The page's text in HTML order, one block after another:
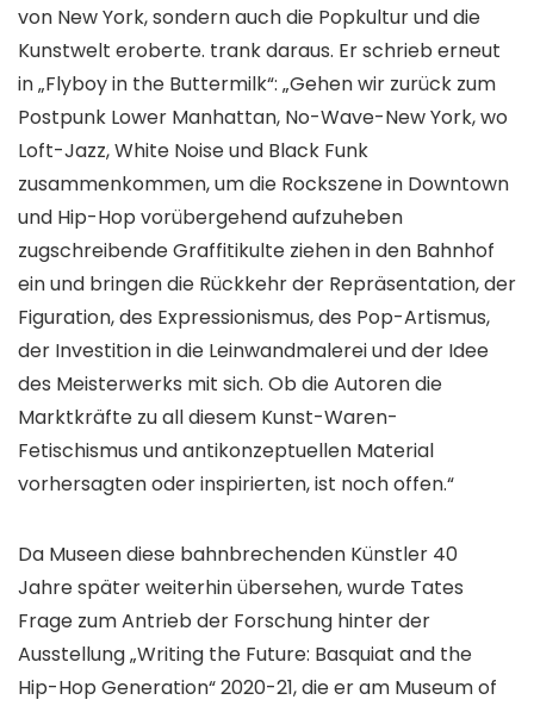
von New York, sondern auch die Popkultur und die
Kunstwelt eroberte. trank daraus. Er schrieb erneut
in „Flyboy in the Buttermilk“: „Gehen wir zurück zum
Postpunk Lower Manhattan, No-Wave-New York, wo
Loft-Jazz, White Noise und Black Funk
zusammenkommen, um die Rockszene in Downtown
und Hip-Hop vorübergehend aufzuheben
zugschreibende Graffitikulte ziehen in den Bahnhof
ein und bringen die Rückkehr der Repräsentation, der
Figuration, des Expressionismus, des Pop-Artismus,
der Investition in die Leinwandmalerei und der Idee
des Meisterwerks mit sich. Ob die Autoren die
Marktkräfte zu all diesem Kunst-Waren-
Fetischismus und antikonzeptuellen Material
vorhersagten oder inspirierten, ist noch offen.“
Da Museen diese bahnbrechenden Künstler 40
Jahre später weiterhin übersehen, wurde Tates
Frage zum Antrieb der Forschung hinter der
Ausstellung „Writing the Future: Basquiat and the
Hip-Hop Generation“ 2020-21, die er am Museum of